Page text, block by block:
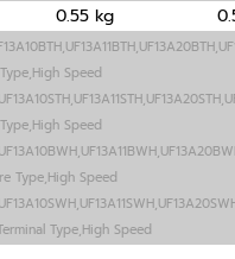
0.55 kg
Speed
Speed
Type,High Speed
Type,High Speed